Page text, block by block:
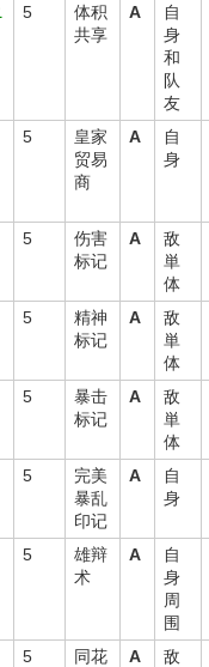
5
体积
共享
A
自
身
和
队
友
5
皇家
贸易
商
A
自
身
5
伤害
标记
A
敌
単
体
5
精神
标记
A
敌
単
体
5
暴击
标记
A
敌
単
体
5
完美
暴乱
印记
A
自
身
5
雄辩
术
A
自
身
周
围
5
同花
A
敌